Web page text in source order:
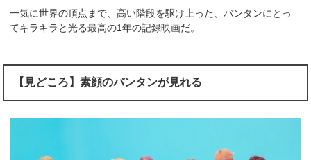
一気に世界の頂点まで、高い階段を駆け上った、バンタンにとっ
てキラキラと光る最高の1年の記録映画だ。
【見どころ】素顔のバンタンが見れる